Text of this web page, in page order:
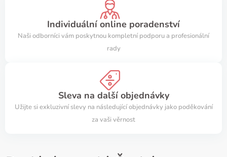
Individuální online poradenství
Naši odborníci vám poskytnou kompletní podporu a profesionální
rady
Sleva na další objednávky
Užijte si exkluzivní slevy na následující objednávky jako poděkování
za vaši věrnost